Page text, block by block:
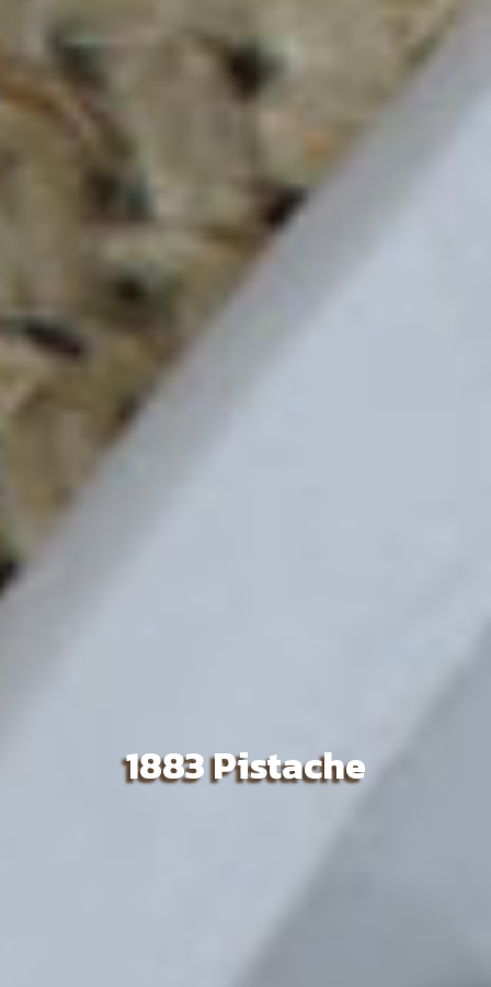
1883 Pistache